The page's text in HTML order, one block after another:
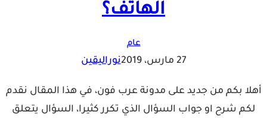
الهاتف؟
عام
27 مارس، 2019 نوراليقين
أهلا بكم من جديد على مدونة عرب فون، في هذا المقال نقدم
لكم شرح او جواب السؤال الذي تكرر كثيرا، السؤال يتعلق